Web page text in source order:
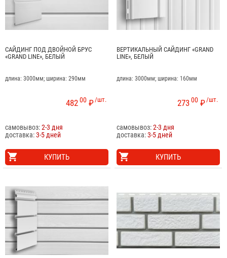
САЙДИНГ ПОД ДВОЙНОЙ БРУС
«GRAND LINE», БЕЛЫЙ
длина: 3000мм; ширина: 290мм
/шт.
48200 ₽
самовывоз:2-3 дня
доставка:3-5 дней
КУПИТЬ
ВЕРТИКАЛЬНЫЙ САЙДИНГ «GRAND
LINE», БЕЛЫЙ
длина: 3000мм; ширина: 160мм
/шт.
27300 ₽
самовывоз:2-3 дня
доставка:3-5 дней
КУПИТЬ